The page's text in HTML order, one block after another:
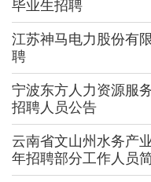
毕业生招聘
江苏神马电力股份有
聘
宁波东方人力资源服
招聘人员公告
云南省文山州水务产
年招聘部分工作人员